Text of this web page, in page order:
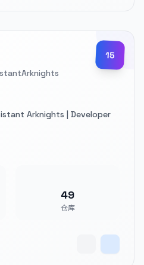
15
Arknights | Developer
49
仓库